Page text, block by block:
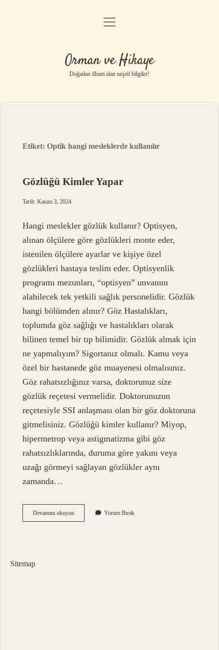
Anasayfa
Yasal Uyarı
menüyü
Orman ve Hikaye
Doğadan ilham alan neşeli bilgiler!
Etiket:Optik hangi mesleklerde kullanılır
Gözlüğü Kimler Yapar
Tarih: Kasım 3, 2024
Hangi meslekler gözlük kullanır? Optisyen,
alınan ölçülere göre gözlükleri monte eder,
istenilen ölçülere ayarlar ve kişiye özel
gözlükleri hastaya teslim eder. Optisyenlik
programı mezunları, “optisyen” unvanını
alabilecek tek yetkili sağlık personelidir. Gözlük
hangi bölümden alınır? Göz Hastalıkları,
toplumda göz sağlığı ve hastalıkları olarak
bilinen temel bir tıp bilimidir. Gözlük almak için
ne yapmalıyım? Sigortanız olmalı. Kamu veya
özel bir hastanede göz muayenesi olmalısınız.
Göz rahatsızlığınız varsa, doktorunuz size
gözlük reçetesi vermelidir. Doktorunuzun
reçetesiyle SSI anlaşması olan bir göz doktoruna
gitmelisiniz. Gözlüğü kimler kullanır? Miyop,
hipermetrop veya astigmatizma gibi göz
rahatsızlıklarında, duruma göre yakını veya
uzağı görmeyi sağlayan gözlükler aynı
zamanda…
Devamını okuyunGözlüğü
Kimler
Yorum Bırak
Sitemap